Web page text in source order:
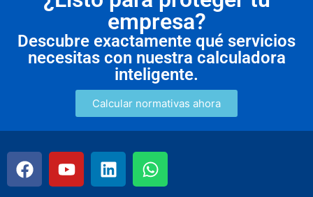
empresa?
Descubre exactamente qué servicios
necesitas con nuestra calculadora
inteligente.
Calcular normativas ahora